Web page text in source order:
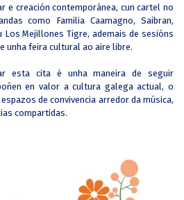
e creación contemporánea, cun cartel no
como Familia Caamagno, Saibran,
Mejillones Tigre, ademais de sesións
unha feira cultural ao aire libre.
esta cita é unha maneira de seguir
en valor a cultura galega actual, o
de convivencia arredor da música,
compartidas.